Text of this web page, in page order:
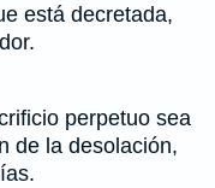
está decretada,
perpetuo sea
de la desolación,